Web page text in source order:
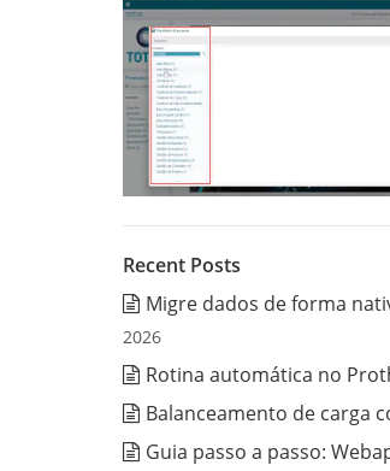
Recent Posts
Migre dados de forma
2026
Rotina automática no
Balanceamento de carga
Guia passo a passo: